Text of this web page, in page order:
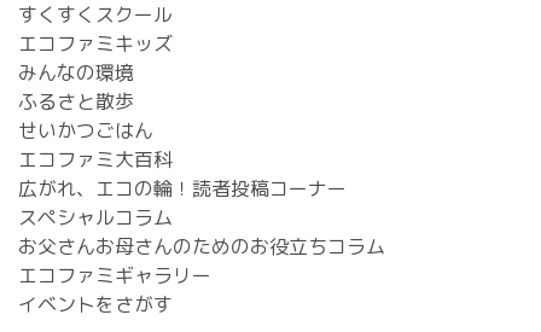
すくすくスクール
エコファミキッズ
みんなの環境
ふるさと散歩
せいかつごはん
エコファミ大百科
広がれ、エコの輪！読者投稿コーナー
スペシャルコラム
お父さんお母さんのためのお役立ちコラム
エコファミギャラリー
イベントをさがす